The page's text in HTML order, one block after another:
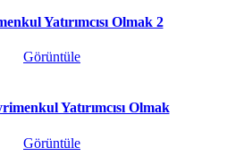
Yatırımcısı Olmak 2
Görüntüle
Yatırımcısı Olmak
Görüntüle